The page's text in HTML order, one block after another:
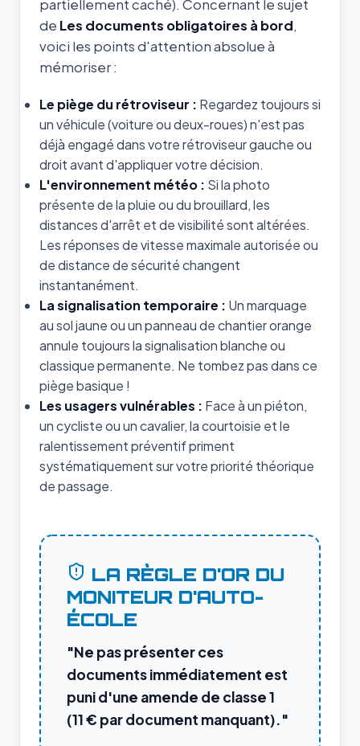
partiellement caché). Concernant le sujet
de Les documents obligatoires à bord,
voici les points d'attention absolue à
mémoriser :
Le piège du rétroviseur : Regardez toujours si
un véhicule (voiture ou deux-roues) n'est pas
déjà engagé dans votre rétroviseur gauche ou
droit avant d'appliquer votre décision.
L'environnement météo : Si la photo
présente de la pluie ou du brouillard, les
distances d'arrêt et de visibilité sont altérées.
Les réponses de vitesse maximale autorisée ou
de distance de sécurité changent
instantanément.
La signalisation temporaire : Un marquage
au sol jaune ou un panneau de chantier orange
annule toujours la signalisation blanche ou
classique permanente. Ne tombez pas dans ce
piège basique !
Les usagers vulnérables : Face à un piéton,
un cycliste ou un cavalier, la courtoisie et le
ralentissement préventif priment
systématiquement sur votre priorité théorique
de passage.
LA RÈGLE D'OR DU
MONITEUR D'AUTO-
ÉCOLE
"Ne pas présenter ces
documents immédiatement est
puni d'une amende de classe 1
(11 € par document manquant)."